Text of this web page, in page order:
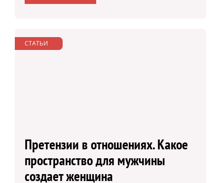
СТАТЬИ
Претензии в отношениях. Какое
пространство для мужчины
создает женщина